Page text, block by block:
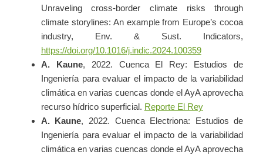
Unraveling cross-border climate risks through
climate storylines: An example from Europe’s cocoa
industry, Env. & Sust. Indicators,
https://doi.org/10.1016/j.indic.2024.100359
A. Kaune, 2022. Cuenca El Rey: Estudios de
Ingeniería para evaluar el impacto de la variabilidad
climática en varias cuencas donde el AyA aprovecha
recurso hídrico superficial. Reporte El Rey
A. Kaune,
2022. Cuenca Electriona: Estudios de
Ingeniería para evaluar el impacto de la variabilidad
climática en varias cuencas donde el AyA aprovecha